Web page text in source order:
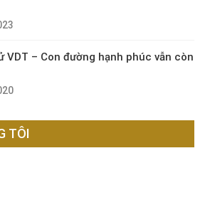
VDT – Con đường hạnh phúc vẫn còn
TÔI